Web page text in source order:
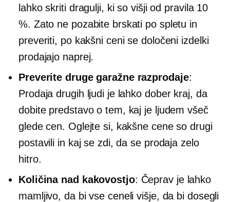
lahko skriti dragulji, ki so višji od pravila 10
%. Zato ne pozabite brskati po spletu in
preveriti, po kakšni ceni se določeni izdelki
prodajajo naprej.
Preverite druge garažne razprodaje:
Prodaja drugih ljudi je lahko dober kraj, da
dobite predstavo o tem, kaj je ljudem všeč
glede cen. Oglejte si, kakšne cene so drugi
postavili in kaj se zdi, da se prodaja zelo
hitro.
Količina nad kakovostjo: Čeprav je lahko
mamljivo, da bi vse ceneli višje, da bi dosegli